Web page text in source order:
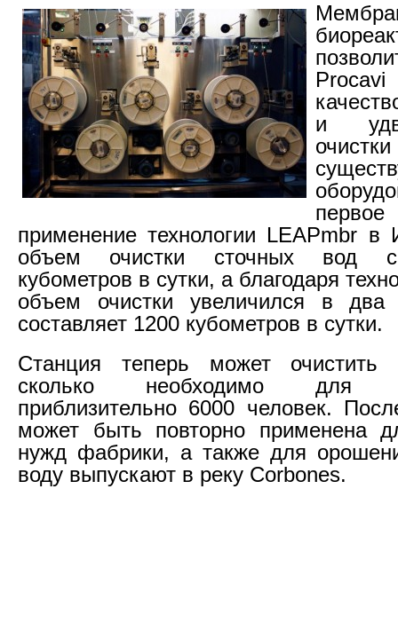
и
применение технологии LEAPmbr в
объем очистки сточных вод
кубометров в сутки, а благодаря
объем очистки увеличился в
составляет 1200 кубометров в сутки.
Станция теперь может очистить
сколько необходимо для
приблизительно 6000 человек.
может быть повторно применена
нужд фабрики, а также для
воду выпускают в реку Corbones.